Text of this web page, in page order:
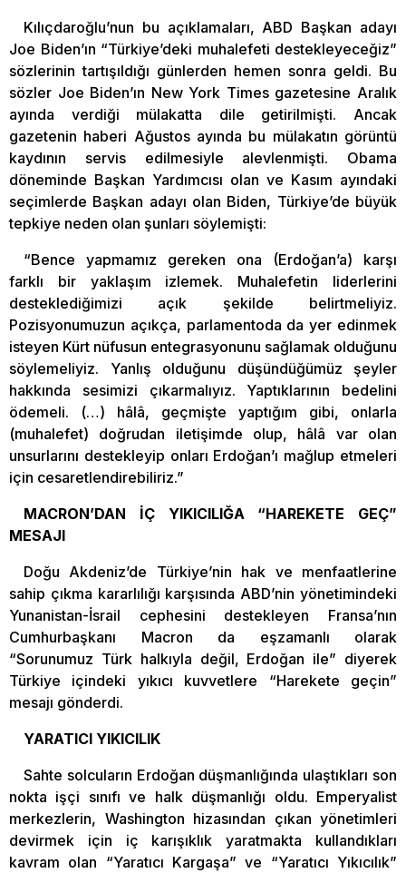
Kılıçdaroğlu’nun bu açıklamaları, ABD Başkan adayı
Joe Biden’ın “Türkiye’deki muhalefeti destekleyeceğiz”
sözlerinin tartışıldığı günlerden hemen sonra geldi. Bu
sözler Joe Biden’ın New York Times gazetesine Aralık
ayında verdiği mülakatta dile getirilmişti. Ancak
gazetenin haberi Ağustos ayında bu mülakatın görüntü
kaydının servis edilmesiyle alevlenmişti. Obama
döneminde Başkan Yardımcısı olan ve Kasım ayındaki
seçimlerde Başkan adayı olan Biden, Türkiye’de büyük
tepkiye neden olan şunları söylemişti:
“Bence yapmamız gereken ona (Erdoğan’a) karşı
farklı bir yaklaşım izlemek. Muhalefetin liderlerini
desteklediğimizi açık şekilde belirtmeliyiz.
Pozisyonumuzun açıkça, parlamentoda da yer edinmek
isteyen Kürt nüfusun entegrasyonunu sağlamak olduğunu
söylemeliyiz. Yanlış olduğunu düşündüğümüz şeyler
hakkında sesimizi çıkarmalıyız. Yaptıklarının bedelini
ödemeli. (…) hâlâ, geçmişte yaptığım gibi, onlarla
(muhalefet) doğrudan iletişimde olup, hâlâ var olan
unsurlarını destekleyip onları Erdoğan’ı mağlup etmeleri
için cesaretlendirebiliriz.”
MACRON’DAN İÇ YIKICILIĞA “HAREKETE GEÇ”
MESAJI
Doğu Akdeniz’de Türkiye’nin hak ve menfaatlerine
sahip çıkma kararlılığı karşısında ABD’nin yönetimindeki
Yunanistan-İsrail cephesini destekleyen Fransa’nın
Cumhurbaşkanı Macron da eşzamanlı olarak
“Sorunumuz Türk halkıyla değil, Erdoğan ile” diyerek
Türkiye içindeki yıkıcı kuvvetlere “Harekete geçin”
mesajı gönderdi.
YARATICI YIKICILIK
Sahte solcuların Erdoğan düşmanlığında ulaştıkları son
nokta işçi sınıfı ve halk düşmanlığı oldu. Emperyalist
merkezlerin, Washington hizasından çıkan yönetimleri
devirmek için iç karışıklık yaratmakta kullandıkları
kavram olan “Yaratıcı Kargaşa” ve “Yaratıcı Yıkıcılık”